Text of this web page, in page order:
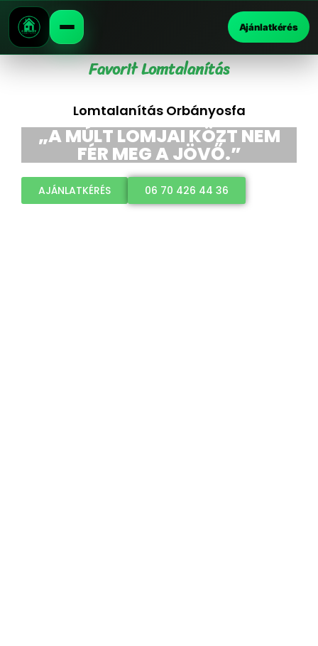
Ajánlatkérés
Favorit Lomtalanítás
Lomtalanítás Orbányosfa
„A MÚLT LOMJAI KÖZT NEM
FÉR MEG A JÖVŐ.”
AJÁNLATKÉRÉS 06 70 426 44 36